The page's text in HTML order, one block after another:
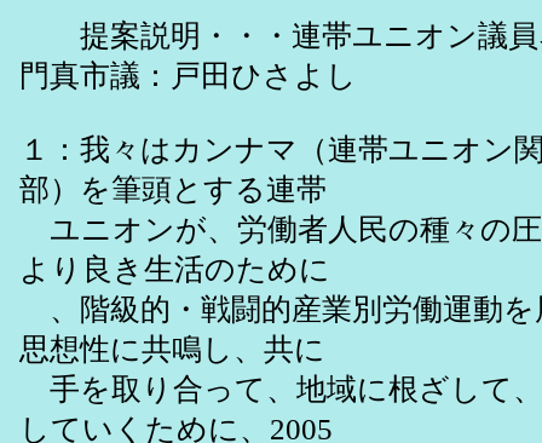
提案説明・・・連帯ユニオン議員
門真市議：戸田ひさよし
１：我々はカンナマ（連帯ユニオン
部）を筆頭とする連帯
ユニオンが、労働者人民の種々の
より良き生活のために
、階級的・戦闘的産業別労働運動
思想性に共鳴し、共に
手を取り合って、地域に根ざして
していくために、2005